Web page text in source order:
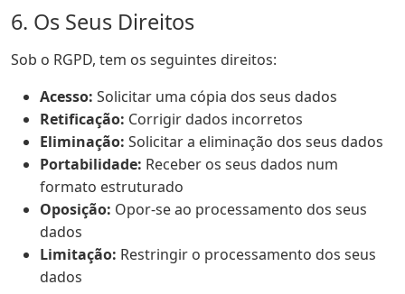
6. Os Seus Direitos
Sob o RGPD, tem os seguintes direitos:
Acesso: Solicitar uma cópia dos seus dados
Retificação: Corrigir dados incorretos
Eliminação: Solicitar a eliminação dos seus dados
Portabilidade: Receber os seus dados num
formato estruturado
Oposição: Opor-se ao processamento dos seus
dados
Limitação: Restringir o processamento dos seus
dados